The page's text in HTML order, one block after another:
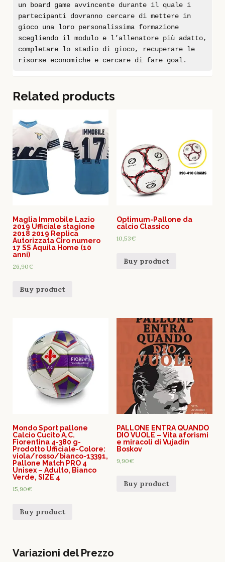
un board game avvincente durante il quale i
partecipanti dovranno cercare di mettere in
gioco una loro personalissima formazione
scegliendo il modulo e l’allenatore più adatto,
completare lo stadio di gioco, recuperare le
risorse economiche e cercare di fare goal.
Related products
Maglia Immobile Lazio
2019 Ufficiale stagione
2018 2019 Replica
Autorizzata Ciro numero
17 SS Aquila Home (10
anni)
26,90€
Buy product
Optimum-Pallone da
calcio Classico
10,53€
Buy product
Mondo Sport pallone
Calcio Cucito A.C.
Fiorentina 4-380 g-
Prodotto Ufficiale-Colore:
viola/rosso/bianco-13391,
Pallone Match PRO 4
Unisex – Adulto, Bianco
Verde, SIZE 4
15,90€
Buy product
PALLONE ENTRA QUANDO
DIO VUOLE – Vita aforismi
e miracoli di Vujadin
Boskov
9,90€
Buy product
Variazioni del Prezzo